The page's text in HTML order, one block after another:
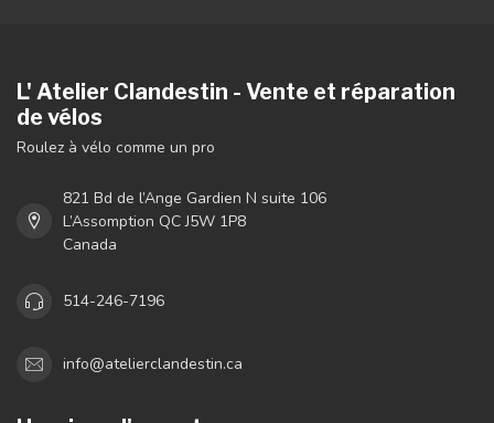
L' Atelier Clandestin - Vente et réparation
de vélos
Roulez à vélo comme un pro
821 Bd de l’Ange Gardien N suite 106
L’Assomption QC J5W 1P8
Canada
514-246-7196
info@atelierclandestin.ca